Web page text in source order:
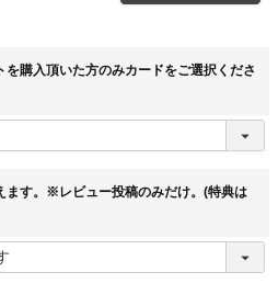
購入頂いた方のみカードをご選択くださ
ます。※レビュー投稿のみだけ。(特典は